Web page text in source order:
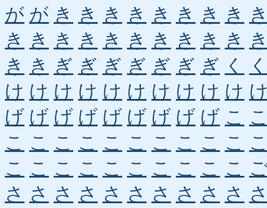
が が き き き き き き き き
き き き き き き き き き き
き き ぎ ぎ ぎ ぎ ぎ ぎ ぎ く
け け け け け け け け け け
げ げ げ げ げ げ げ げ げ こ
こ こ こ こ こ こ こ こ こ こ
こ こ こ こ こ こ こ こ こ こ
さ さ さ さ さ さ さ さ さ さ